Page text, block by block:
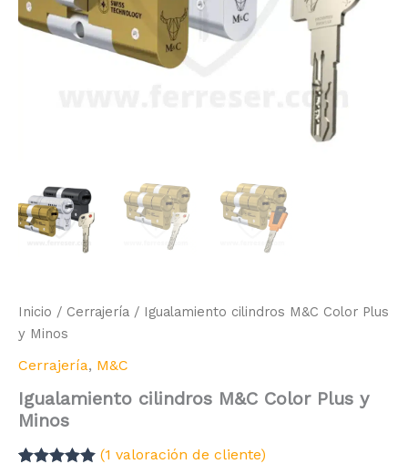
Inicio / Cerrajería / Igualamiento cilindros M&C Color Plus
y Minos
Cerrajería, M&C
Igualamiento cilindros M&C Color Plus y
Minos
(1 valoración de cliente)